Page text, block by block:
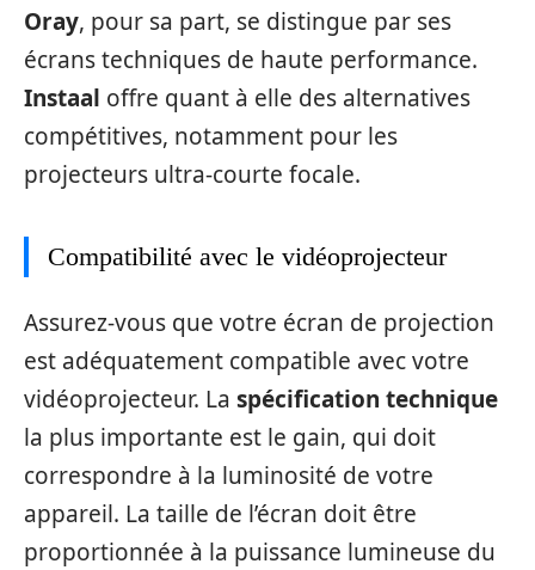
Oray, pour sa part, se distingue par ses
écrans techniques de haute performance.
Instaal offre quant à elle des alternatives
compétitives, notamment pour les
projecteurs ultra-courte focale.
Compatibilité avec le vidéoprojecteur
Assurez-vous que votre écran de projection
est adéquatement compatible avec votre
vidéoprojecteur. La spécification technique
la plus importante est le gain, qui doit
correspondre à la luminosité de votre
appareil. La taille de l’écran doit être
proportionnée à la puissance lumineuse du